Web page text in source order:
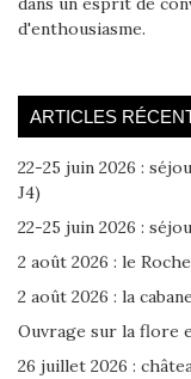
d'enthousiasme.
ARTICLES
22-25 juin 2026 :
J4)
22-25 juin 2026 :
2 août 2026 : le
2 août 2026 : la
Ouvrage sur la flore
26 juillet 2026 :